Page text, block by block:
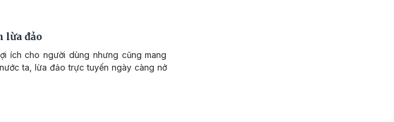
lừa đảo
ích cho người dùng nhưng cũng mang
ta, lừa đảo trực tuyến ngày càng nở